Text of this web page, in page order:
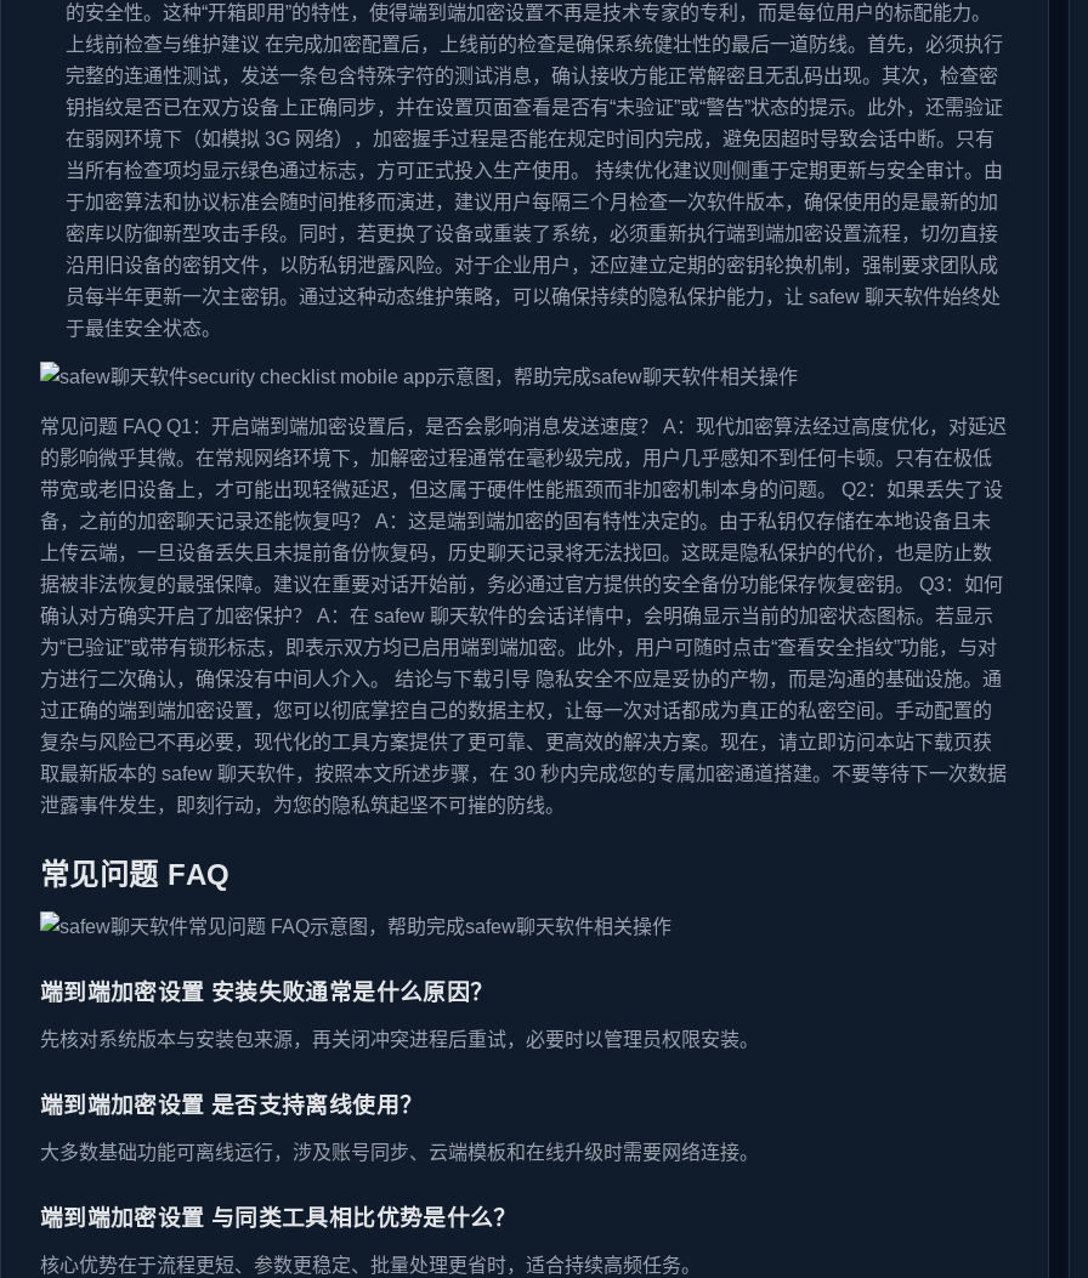
的安全性。这种“开箱即用”的特性，使得端到端加密设置不再是技术专家的专利，而是每位用户的标配能力。
上线前检查与维护建议 在完成加密配置后，上线前的检查是确保系统健壮性的最后一道防线。首先，必须执行
完整的连通性测试，发送一条包含特殊字符的测试消息，确认接收方能正常解密且无乱码出现。其次，检查密
钥指纹是否已在双方设备上正确同步，并在设置页面查看是否有“未验证”或“警告”状态的提示。此外，还需验证
在弱网环境下（如模拟 3G 网络），加密握手过程是否能在规定时间内完成，避免因超时导致会话中断。只有
当所有检查项均显示绿色通过标志，方可正式投入生产使用。 持续优化建议则侧重于定期更新与安全审计。由
于加密算法和协议标准会随时间推移而演进，建议用户每隔三个月检查一次软件版本，确保使用的是最新的加
密库以防御新型攻击手段。同时，若更换了设备或重装了系统，必须重新执行端到端加密设置流程，切勿直接
沿用旧设备的密钥文件，以防私钥泄露风险。对于企业用户，还应建立定期的密钥轮换机制，强制要求团队成
员每半年更新一次主密钥。通过这种动态维护策略，可以确保持续的隐私保护能力，让 safew 聊天软件始终处
于最佳安全状态。
常见问题 FAQ Q1：开启端到端加密设置后，是否会影响消息发送速度？ A：现代加密算法经过高度优化，对延迟
的影响微乎其微。在常规网络环境下，加解密过程通常在毫秒级完成，用户几乎感知不到任何卡顿。只有在极低
带宽或老旧设备上，才可能出现轻微延迟，但这属于硬件性能瓶颈而非加密机制本身的问题。 Q2：如果丢失了设
备，之前的加密聊天记录还能恢复吗？ A：这是端到端加密的固有特性决定的。由于私钥仅存储在本地设备且未
上传云端，一旦设备丢失且未提前备份恢复码，历史聊天记录将无法找回。这既是隐私保护的代价，也是防止数
据被非法恢复的最强保障。建议在重要对话开始前，务必通过官方提供的安全备份功能保存恢复密钥。 Q3：如何
确认对方确实开启了加密保护？ A：在 safew 聊天软件的会话详情中，会明确显示当前的加密状态图标。若显示
为“已验证”或带有锁形标志，即表示双方均已启用端到端加密。此外，用户可随时点击“查看安全指纹”功能，与对
方进行二次确认，确保没有中间人介入。 结论与下载引导 隐私安全不应是妥协的产物，而是沟通的基础设施。通
过正确的端到端加密设置，您可以彻底掌控自己的数据主权，让每一次对话都成为真正的私密空间。手动配置的
复杂与风险已不再必要，现代化的工具方案提供了更可靠、更高效的解决方案。现在，请立即访问本站下载页获
取最新版本的 safew 聊天软件，按照本文所述步骤，在 30 秒内完成您的专属加密通道搭建。不要等待下一次数据
泄露事件发生，即刻行动，为您的隐私筑起坚不可摧的防线。
常见问题 FAQ
端到端加密设置 安装失败通常是什么原因？
先核对系统版本与安装包来源，再关闭冲突进程后重试，必要时以管理员权限安装。
端到端加密设置 是否支持离线使用？
大多数基础功能可离线运行，涉及账号同步、云端模板和在线升级时需要网络连接。
端到端加密设置 与同类工具相比优势是什么？
核心优势在于流程更短、参数更稳定、批量处理更省时，适合持续高频任务。